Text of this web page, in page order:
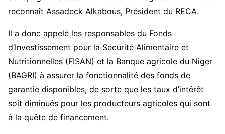
reconnaît Assadeck Alkabous, Président du RECA.
Il a donc appelé les responsables du Fonds
d’Investissement pour la Sécurité Alimentaire et
Nutritionnelles (FISAN) et la Banque agricole du Niger
(BAGRI) à assurer la fonctionnalité des fonds de
garantie disponibles, de sorte que les taux d’intérêt
soit diminués pour les producteurs agricoles qui sont
à la quête de financement.